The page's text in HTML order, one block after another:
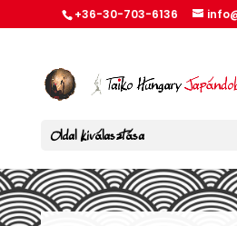
+36-30-703-6136
Oldal kiválasztása